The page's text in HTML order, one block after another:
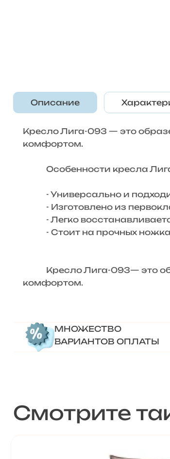
Описание
Кресло Лига-093 — это
комфортом.
Особенности кресла
- Универсально и
- Изготовлено из
- Легко
- Стоит на прочных
Кресло Лига-093— это
комфортом.
МНОЖЕСТВО
ВАРИАНТОВ ОПЛАТЫ
Смотрите